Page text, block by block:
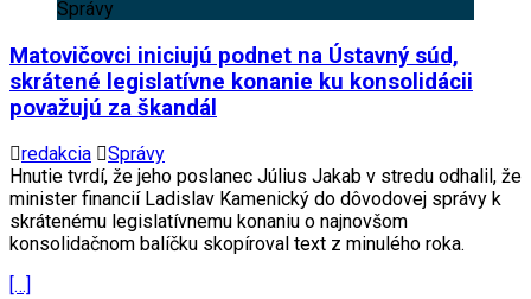
Správy
Matovičovci iniciujú podnet na Ústavný súd,
skrátené legislatívne konanie ku konsolidácii
považujú za škandál
redakcia
Správy
Hnutie tvrdí, že jeho poslanec Július Jakab v stredu odhalil, že
minister financií Ladislav Kamenický do dôvodovej správy k
skrátenému legislatívnemu konaniu o najnovšom
konsolidačnom balíčku skopíroval text z minulého roka.
[…]